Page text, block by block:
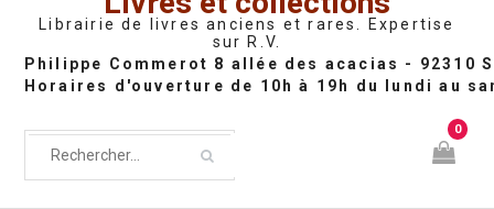
Librairie de livres anciens et rares. Expertise
sur R.V.
0